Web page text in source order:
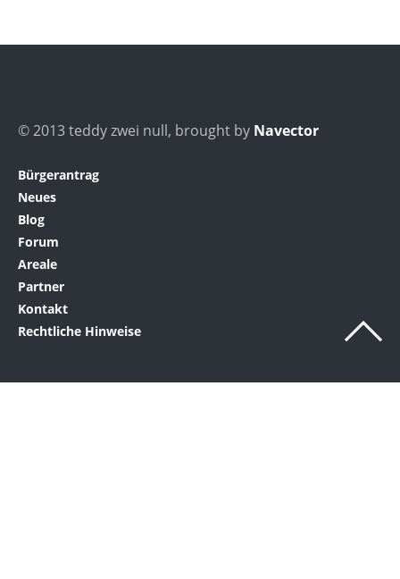
© 2013 teddy zwei null, brought by Navector
Bürgerantrag
Neues
Blog
Forum
Areale
Partner
Kontakt
Rechtliche Hinweise